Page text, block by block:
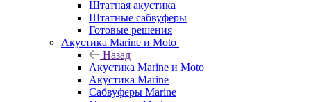
Штатная акустика
Штатные сабвуферы
Готовые решения
Акустика Marine и Moto
Назад
Акустика Marine и Moto
Акустика Marine
Сабвуферы Marine